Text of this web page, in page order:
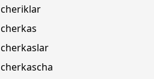
cheriklar
cherkas
cherkaslar
cherkascha